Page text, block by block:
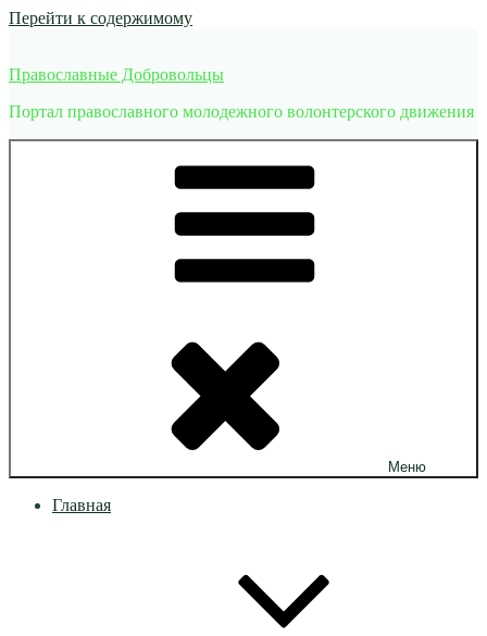
Перейти к содержимому
Православные Добровольцы
Портал православного молодежного волонтерского движения
Меню
Главная